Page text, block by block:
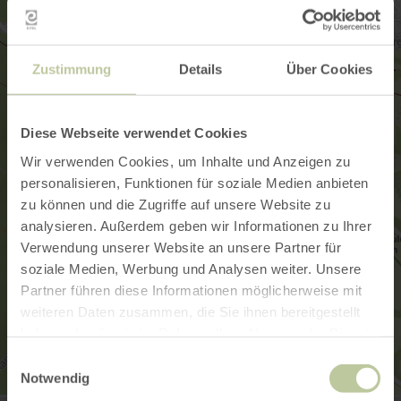
Zustimmung Details Über Cookies
Diese Webseite verwendet Cookies
Wir verwenden Cookies, um Inhalte und Anzeigen zu
personalisieren, Funktionen für soziale Medien anbieten
zu können und die Zugriffe auf unsere Website zu
analysieren. Außerdem geben wir Informationen zu Ihrer
Verwendung unserer Website an unsere Partner für
soziale Medien, Werbung und Analysen weiter. Unsere
Partner führen diese Informationen möglicherweise mit
weiteren Daten zusammen, die Sie ihnen bereitgestellt
Notwendig